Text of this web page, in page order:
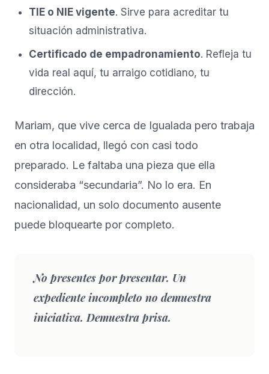
TIE o NIE vigente. Sirve para acreditar tu
situación administrativa.
Certificado de empadronamiento. Refleja tu
vida real aquí, tu arraigo cotidiano, tu
dirección.
Mariam, que vive cerca de Igualada pero trabaja
en otra localidad, llegó con casi todo
preparado. Le faltaba una pieza que ella
consideraba “secundaria”. No lo era. En
nacionalidad, un solo documento ausente
puede bloquearte por completo.
No presentes por presentar. Un
expediente incompleto no demuestra
iniciativa. Demuestra prisa.